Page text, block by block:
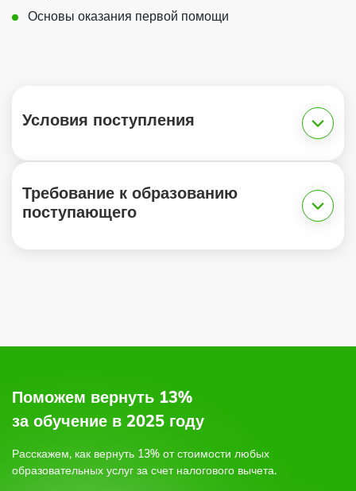
Основы оказания первой помощи
Условия поступления
по электронной почте,
телефону;
3.
4.
Требование к образованию
поступающего
Поможем вернуть 13%
за обучение в 2025 году
Расскажем, как вернуть 13% от стоимости любых
образовательных услуг за счет налогового вычета.